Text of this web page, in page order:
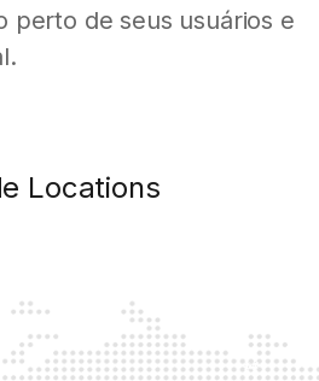
perto de seus usuários e
Locations